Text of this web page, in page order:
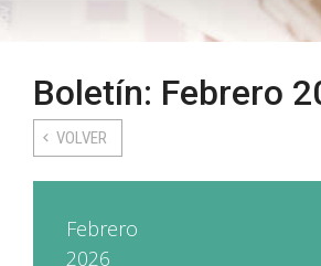
Boletín: Febrero
VOLVER
Febrero
2026